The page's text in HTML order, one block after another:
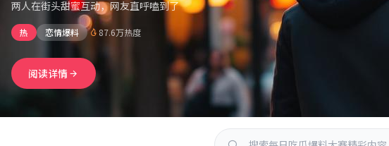
两人在街头甜蜜互动，网友直呼嗑到了
热 恋情爆料 87.6万热度
阅读详情